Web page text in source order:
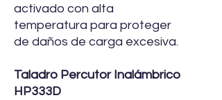
activado con alta
temperatura para proteger
de daños de carga excesiva.
Taladro Percutor Inalámbrico
HP333D